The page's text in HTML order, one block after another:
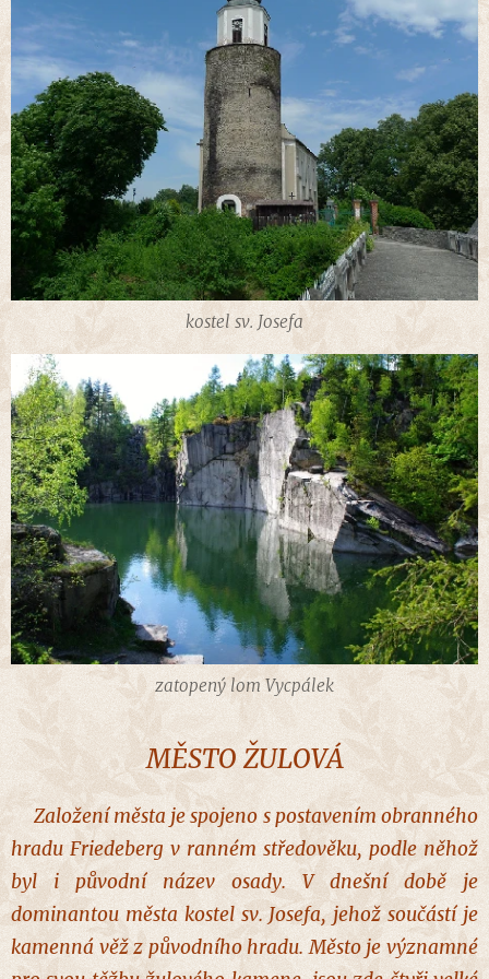
kostel sv. Josefa
zatopený lom Vycpálek
MĚSTO ŽULOVÁ
Založení města je spojeno s postavením obranného
hradu Friedeberg v ranném středověku, podle něhož
byl i původní název osady. V dnešní době je
dominantou města kostel sv. Josefa, jehož součástí je
kamenná věž z původního hradu. Město je významné